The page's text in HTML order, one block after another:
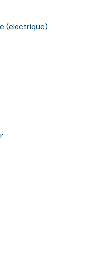
sur notre site
euros/m².
de loyer.
580 € et 840 € par
sur l'année 2021
auxquels ce bien est
(electrique)